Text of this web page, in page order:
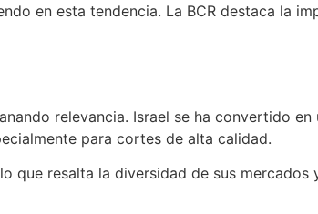
en esta tendencia. La BCR destaca la
relevancia. Israel se ha convertido en
para cortes de alta calidad.
que resalta la diversidad de sus mercados